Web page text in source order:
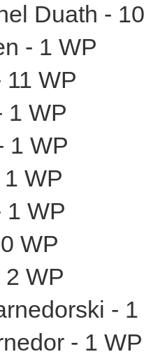
Duath -
- 1 WP
WP
1 WP
1 WP
WP
1 WP
WP
WP
-
- 1 WP